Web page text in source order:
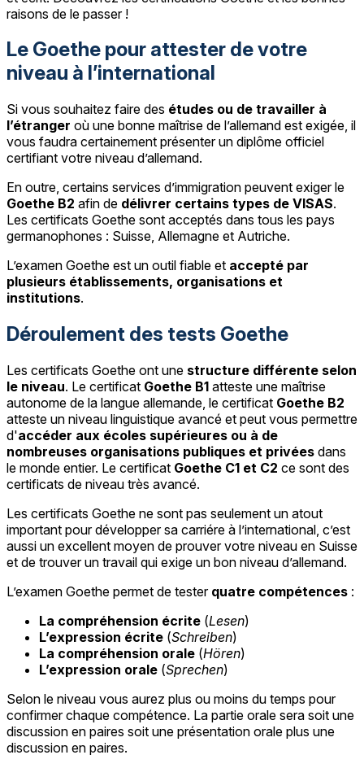
raisons de le passer !
Le Goethe pour attester de votre
niveau à l’international
Si vous souhaitez faire des études ou de travailler à
l’étranger où une bonne maîtrise de l’allemand est exigée, il
vous faudra certainement présenter un diplôme officiel
certifiant votre niveau d’allemand.
En outre, certains services d’immigration peuvent exiger le
Goethe B2 afin de délivrer certains types de VISAS.
Les certificats Goethe sont acceptés dans tous les pays
germanophones : Suisse, Allemagne et Autriche.
L’examen Goethe est un outil fiable et accepté par
plusieurs établissements, organisations et
institutions.
Déroulement des tests Goethe
Les certificats Goethe ont une structure différente selon
le niveau. Le certificat Goethe B1 atteste une maîtrise
autonome de la langue allemande, le certificat Goethe B2
atteste un niveau linguistique avancé et peut vous permettre
d'accéder aux écoles supérieures ou à de
nombreuses organisations publiques et privées dans
le monde entier. Le certificat Goethe C1 et C2 ce sont des
certificats de niveau très avancé.
Les certificats Goethe ne sont pas seulement un atout
important pour développer sa carriére à l’international, c’est
aussi un excellent moyen de prouver votre niveau en Suisse
et de trouver un travail qui exige un bon niveau d’allemand.
L’examen Goethe permet de tester quatre compétences :
La compréhension écrite (Lesen)
L’expression écrite (Schreiben)
La compréhension orale (Hören)
L’expression orale (Sprechen)
Selon le niveau vous aurez plus ou moins du temps pour
confirmer chaque compétence. La partie orale sera soit une
discussion en paires soit une présentation orale plus une
discussion en paires.